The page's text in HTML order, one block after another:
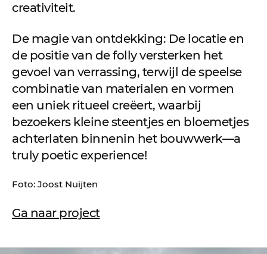
creativiteit.
De magie van ontdekking: De locatie en
de positie van de folly versterken het
gevoel van verrassing, terwijl de speelse
combinatie van materialen en vormen
een uniek ritueel creëert, waarbij
bezoekers kleine steentjes en bloemetjes
achterlaten binnenin het bouwwerk—a
truly poetic experience!
Foto: Joost Nuijten
Ga naar project